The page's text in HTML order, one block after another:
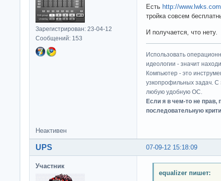
Зарегистрирован: 23-04-12
Сообщений: 153
Есть http://www.lwks.com
тройка совсем
И получается, что нету.
Использовать
идеологии - значит
Компьютер - это
узкопрофильных задач. С
любую удобную ОС.
Если я в чем-то не
последовательную
Неактивен
07-09-12 15:18:09
UPS
Участник
equalizer пишет: